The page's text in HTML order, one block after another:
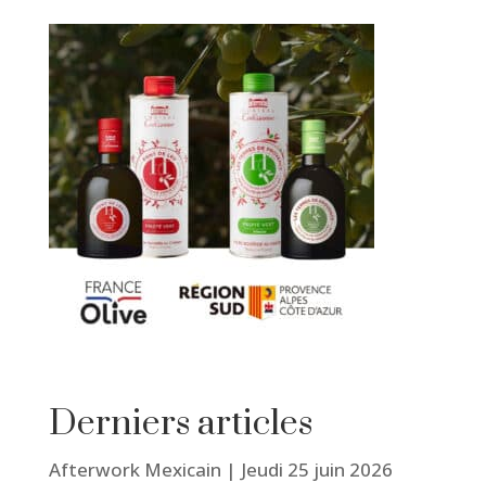
Derniers articles
Afterwork Mexicain | Jeudi 25 juin 2026